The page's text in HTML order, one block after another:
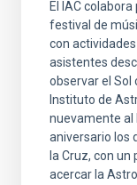
El IAC
festival de
con
asistentes
observar el Sol
Instituto de
nuevamente al
aniversario los
la Cruz, con
acercar la